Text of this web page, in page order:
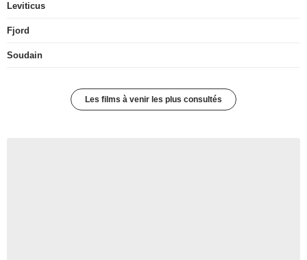
Leviticus
Fjord
Soudain
Les films à venir les plus consultés